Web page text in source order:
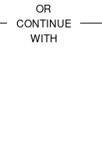
OR
CONTINUE
WITH